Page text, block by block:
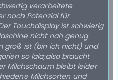
verarbeitete
noch Potenzial für
Touchdisplay ist schwierig
nicht nah genug
groß ist (bin ich nicht) und
so lala;also braucht
Milchschaum bleibt leider
Milchsorten und